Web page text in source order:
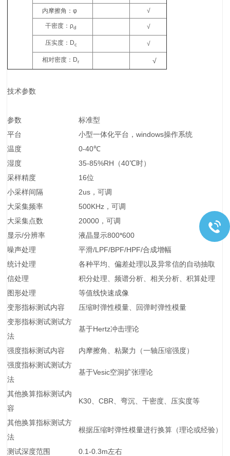
内摩擦角：φ √
干密度：ρd √
压实度： Dc √
相对密度： Dr √
技术参数
参数
标准型
平台
小型一体化平台，windows操作系统
温度
0-40℃
湿度
35-85%RH（40℃时）
采样精度
16位
小采样间隔
2us，可调
大采集频率
500KHz，可调
大采集点数
20000，可调
显示/分辨率
液晶显示800*600
噪声处理
平滑/LPF/BPF/HPF/合成增幅
统计处理
各种平均、偏差处理以及异常信的自动抽取
信处理
积分处理、频谱分析、相关分析、积算处理
图形处理
等值线快速成像
变形指标测试内容
压缩时弹性模量、回弹时弹性模量
变形指标测试测试方
法
基于Hertz冲击理论
强度指标测试内容
内摩擦角、粘聚力（一轴压缩强度）
强度指标测试测试方
法
基于Vesic空洞扩张理论
其他换算指标测试内
容
K30、CBR、弯沉、干密度、压实度等
其他换算指标测试方
法
根据压缩时弹性模量进行换算（理论或经验）
测试深度范围 0.1-0.3m左右